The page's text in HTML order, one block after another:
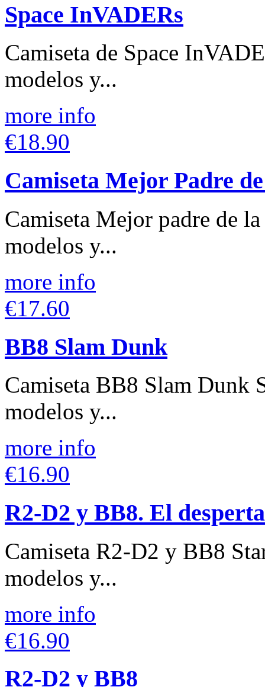
Space InVADERs
Camiseta de Space
modelos y...
more info
€18.90
Camiseta Mejor Padre
Camiseta Mejor padre de
modelos y...
more info
€17.60
BB8 Slam Dunk
Camiseta BB8 Slam Dunk
modelos y...
more info
€16.90
R2-D2 y BB8. El
Camiseta R2-D2 y BB8
modelos y...
more info
€16.90
R2-D2 y BB8